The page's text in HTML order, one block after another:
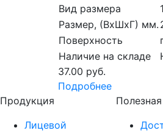
Вид размера
Размер, (ВхШхГ) мм.
Поверхность
Наличие на складе
37.00 руб.
Подробнее
Продукция
Лицевой